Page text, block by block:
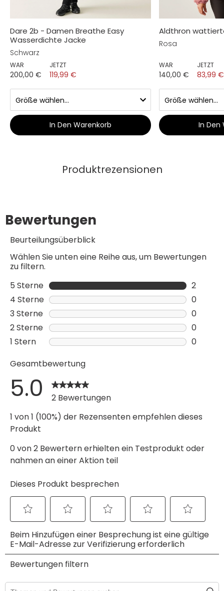
Dare 2b - Damen Breathe Easy
Wasserdichte Jacke
Schwarz
WAR
200,00 €
JETZT
119,99 €
In Den Warenkorb
Aldthron
Rosa
WAR
140,00 €
JETZT
83,99 €
In Den
Produktrezensionen